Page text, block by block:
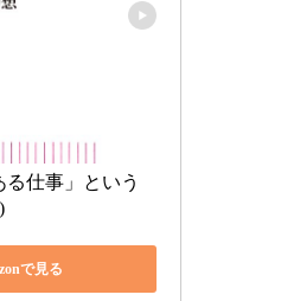
る仕事」という
で見る